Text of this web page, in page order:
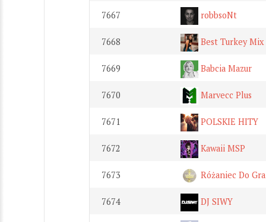
7667 robbsoNt
7668 Best Turkey Mix
7669 Babcia Mazur
7670 Marvecc Plus
7671 POLSKIE HITY
7672 Kawaii MSP
7673 Różaniec Do
7674 DJ SIWY